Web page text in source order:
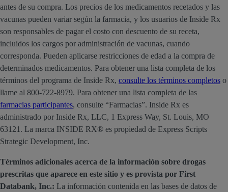
antes de su compra. Los precios de los medicamentos recetados y las
vacunas pueden variar según la farmacia, y los usuarios de Inside Rx
son responsables de pagar el costo con descuento de su receta,
incluidos los cargos por administración de vacunas, cuando
corresponda. Pueden aplicarse restricciones de edad a la compra de
determinados medicamentos. Para obtener una lista completa de los
términos del programa de Inside Rx, consulte los términos completos o
llame al 800-722-8979. Para obtener una lista completa de las
farmacias participantes, consulte “Farmacias”. Inside Rx es
administrado por Inside Rx, LLC, 1 Express Way, St. Louis, MO
63121. La marca INSIDE RX® es propiedad de Express Scripts
Strategic Development, Inc.
Términos adicionales acerca de la información sobre drogas
prescritas que aparece en este sitio y es provista por First
Databank, Inc.: La información contenida en las bases de datos de